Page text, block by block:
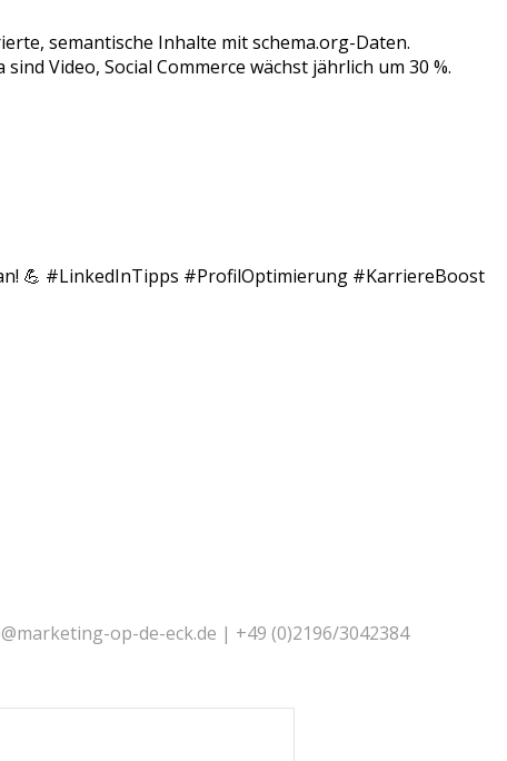
semantische Inhalte mit schema.org-Daten.
Video, Social Commerce wächst jährlich um 30 %.
💪 #LinkedInTipps #ProfilOptimierung #KarriereBoost
op-de-eck.de | +49 (0)2196/3042384